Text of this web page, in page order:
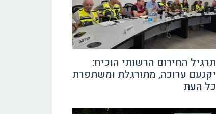
תרגיל החירום הרשותי הוכיח:
יקנעם ערוכה, מתורגלת ומשתפרת
כל העת